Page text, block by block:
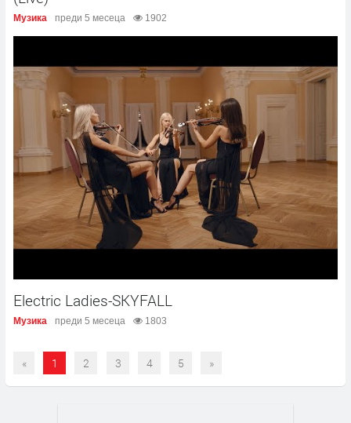
Музика преди 5 месеца 1902
Electric Ladies-SKYFALL
Музика преди 5 месеца 1803
« 1 2 3 4 5 »